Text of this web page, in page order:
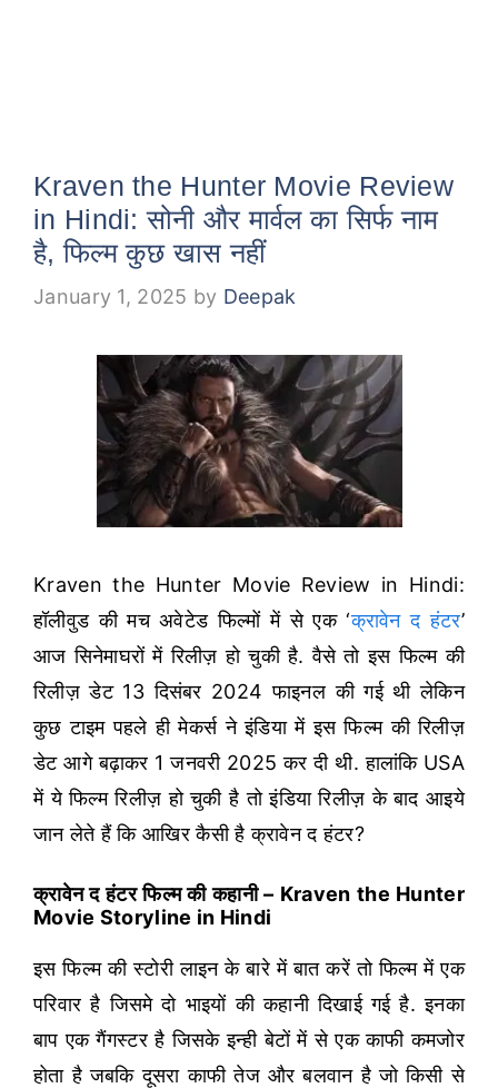
Kraven the Hunter Movie Review
in Hindi: सोनी और मार्वल का सिर्फ नाम
है, फिल्म कुछ खास नहीं
January 1, 2025 by Deepak
Kraven the Hunter Movie Review in Hindi:
हॉलीवुड की मच अवेटेड फिल्मों में से एक ‘क्रावेन द हंटर’
आज सिनेमाघरों में रिलीज़ हो चुकी है. वैसे तो इस फिल्म की
रिलीज़ डेट 13 दिसंबर 2024 फाइनल की गई थी लेकिन
कुछ टाइम पहले ही मेकर्स ने इंडिया में इस फिल्म की रिलीज़
डेट आगे बढ़ाकर 1 जनवरी 2025 कर दी थी. हालांकि USA
में ये फिल्म रिलीज़ हो चुकी है तो इंडिया रिलीज़ के बाद आइये
जान लेते हैं कि आखिर कैसी है क्रावेन द हंटर?
क्रावेन द हंटर फिल्म की कहानी – Kraven the Hunter
Movie Storyline in Hindi
इस फिल्म की स्टोरी लाइन के बारे में बात करें तो फिल्म में एक
परिवार है जिसमे दो भाइयों की कहानी दिखाई गई है. इनका
बाप एक गैंगस्टर है जिसके इन्ही बेटों में से एक काफी कमजोर
होता है जबकि दूसरा काफी तेज और बलवान है जो किसी से